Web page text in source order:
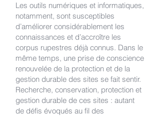
Les outils numériques et informatiques,
notamment, sont susceptibles
d’améliorer considérablement les
connaissances et d’accroître les
corpus rupestres déjà connus. Dans le
même temps, une prise de conscience
renouvelée de la protection et de la
gestion durable des sites se fait sentir.
Recherche, conservation, protection et
gestion durable de ces sites : autant
de défis évoqués au fil des